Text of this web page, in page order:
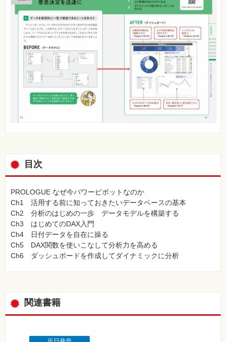
目次
PROLOGUE なぜ今パワーピボットなのか
Ch1 活用する前に知っておきたいデータベースの基本
Ch2 分析のはじめの一歩 データモデルを構築する
Ch3 はじめてのDAX入門
Ch4 日付データを自在に操る
Ch5 DAX関数を使いこなして分析力を高める
Ch6 ダッシュボードを作成してダイナミックに分析
関連書籍